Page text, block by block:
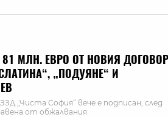
МЛН. ЕВРО ОТ НОВИЯ ДОГОВОР
„ПОДУЯНЕ“ И
„Чиста София“ вече е подписан, след
от обжалвания